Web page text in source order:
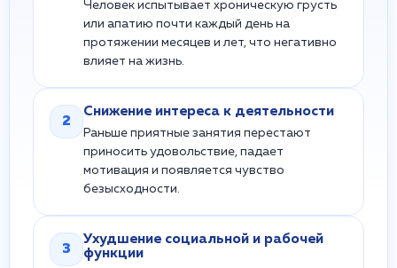
Человек испытывает хроническую грусть
или апатию почти каждый день на
протяжении месяцев и лет, что негативно
влияет на жизнь.
2
Снижение интереса к деятельности
Раньше приятные занятия перестают
приносить удовольствие, падает
мотивация и появляется чувство
безысходности.
3
Ухудшение социальной и рабочей
функции